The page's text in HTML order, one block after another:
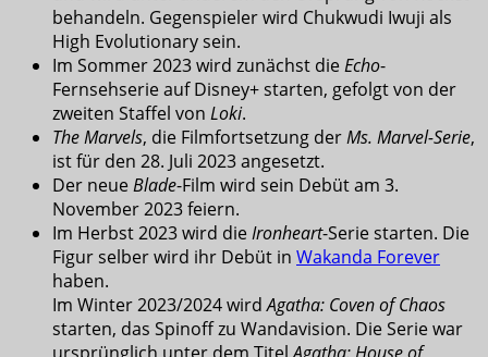
behandeln. Gegenspieler wird Chukwudi Iwuji als
High Evolutionary sein.
Im Sommer 2023 wird zunächst dieEcho-
Fernsehserie auf Disney+ starten, gefolgt von der
zweiten Staffel von Loki.
The Marvels, die Filmfortsetzung derMs. Marvel-Serie,
ist für den 28. Juli 2023 angesetzt.
Der neueBlade-Film wird sein Debüt am 3.
November 2023 feiern.
Im Herbst 2023 wird dieIronheart-Serie starten. Die
Figur selber wird ihr Debüt in Wakanda Forever
haben.
Im Winter 2023/2024 wirdAgatha: Coven of Chaos
starten, das Spinoff zu Wandavision. Die Serie war